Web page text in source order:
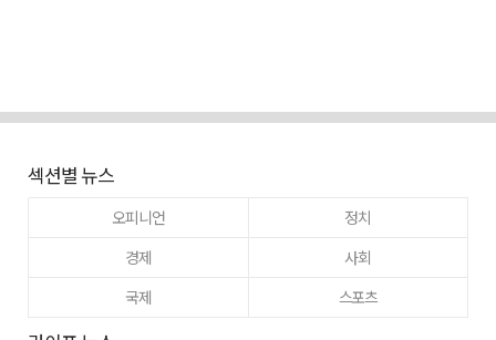
섹션별 뉴스
오피니언
정치
경제
사회
국제
스포츠